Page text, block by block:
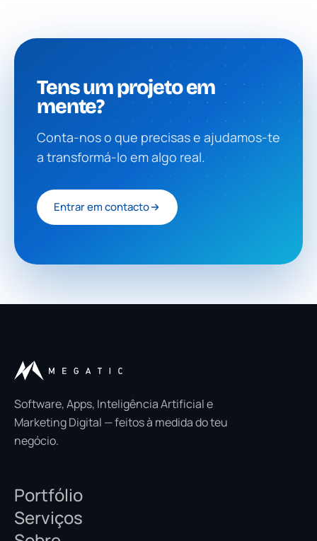
Tens um projeto em
mente?
Conta-nos o que precisas e ajudamos-te
a transformá-lo em algo real.
Entrar em contacto
Software, Apps, Inteligência Artificial e
Marketing Digital — feitos à medida do teu
negócio.
Portfólio
Serviços